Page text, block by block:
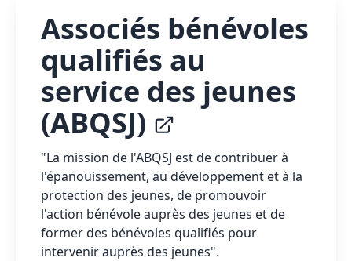
Associés bénévoles
qualifiés au
service des jeunes
(ABQSJ)
"La mission de l'ABQSJ est de contribuer à
l'épanouissement, au développement et à la
protection des jeunes, de promouvoir
l'action bénévole auprès des jeunes et de
former des bénévoles qualifiés pour
intervenir auprès des jeunes".